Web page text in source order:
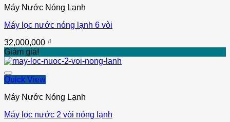
Máy Nước Nóng Lạnh
Máy lọc nước nóng lạnh 6 vòi
32,000,000 ₫
Giảm giá!
Quick View
Máy Nước Nóng Lạnh
Máy lọc nước 2 vòi nóng lạnh